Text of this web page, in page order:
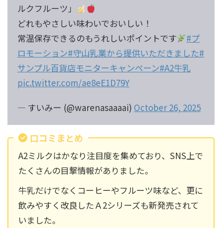
ルクフルーツ」
どれもやさしい味わいでおいしい！
常温保存できるのもうれしいポイントです
#プ
ロモーション#守山乳業から提供いただきました#
サンプル百貨店モニターキャンペーン#A2牛乳
pic.twitter.com/ae8eE1D79Y
— すいみー (@warenasaaaai) October 26, 2025
口コミまとめ
A2ミルクはかなり注目度を集めており、SNS上で
たくさんの目撃情報がありました。
牛乳だけでなくコーヒーやフルーツ味など、更に
飲みやすく改良したＡ2シリーズも新発売されて
いました。